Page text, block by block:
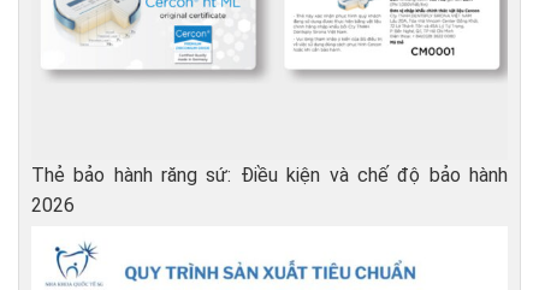
Thẻ bảo hành răng sứ: Điều kiện và chế độ bảo hành
2026